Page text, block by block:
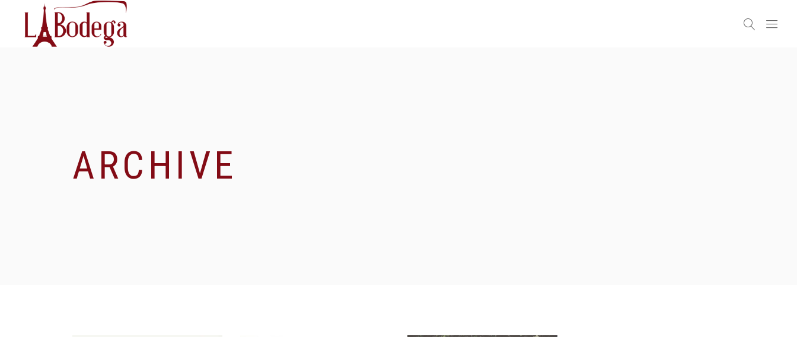
ARCHIVE